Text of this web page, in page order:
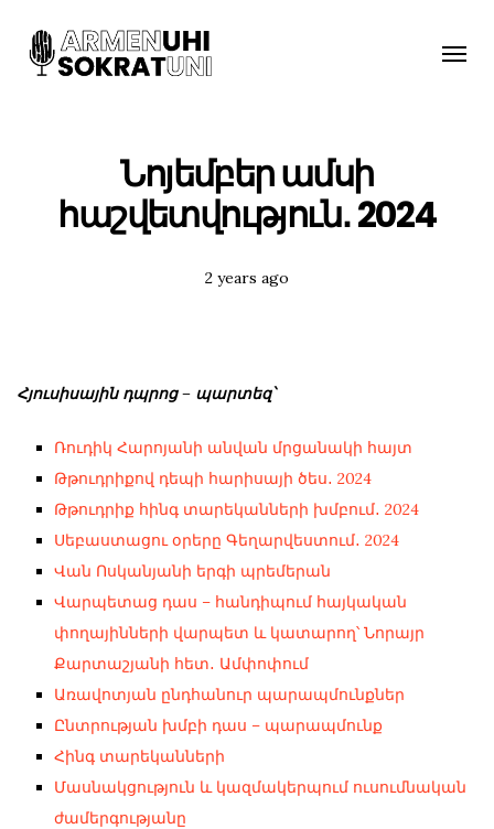
Toggle
Նոյեմբեր ամսի
հաշվետվություն․ 2024
Posted
2 years ago
Հյուսիսային դպրոց – պարտեզ՝
Ռուդիկ Հարոյանի անվան մրցանակի հայտ
Թթուդրիքով դեպի հարիսայի ծես․ 2024
Թթուդրիք հինգ տարեկանների խմբում․ 2024
Սեբաստացու օրերը Գեղարվեստում․ 2024
Վան Ոսկանյանի երգի պրեմերան
Վարպետաց դաս – հանդիպում հայկական
փողայինների վարպետ և կատարող՝ Նորայր
Քարտաշյանի հետ․ Ամփոփում
Առավոտյան ընդհանուր պարապմունքներ
Ընտրության խմբի դաս – պարապմունք
Հինգ տարեկանների
Մասնակցություն և կազմակերպում ուսումնական
ժամերգությանը